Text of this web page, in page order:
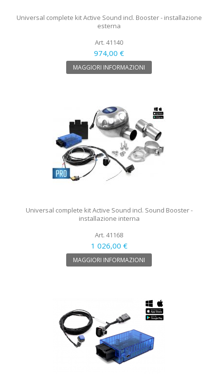
Universal complete kit Active Sound incl. Booster - installazione
esterna
Art. 41140
974,00 €
MAGGIORI INFORMAZIONI
Universal complete kit Active Sound incl. Sound Booster -
installazione interna
Art. 41168
1 026,00 €
MAGGIORI INFORMAZIONI